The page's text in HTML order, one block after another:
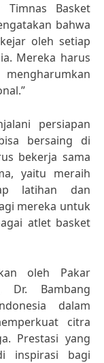
Timnas Basket
bahwa
oleh setiap
Mereka harus
persiapan
bersaing di
bekerja sama
yaitu meraih
latihan dan
mereka untuk
atlet basket
oleh Pakar
Dr. Bambang
dalam
citra
Prestasi yang
inspirasi bagi